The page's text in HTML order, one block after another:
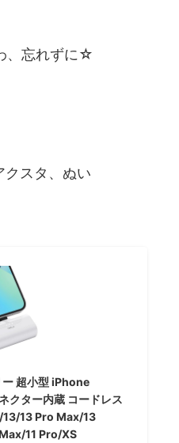
、忘れずに☆
スタ、ぬい
超小型 iPhone
ター内蔵 コードレス
13/13 Pro Max/13
11 Pro/XS